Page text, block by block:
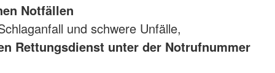
Notfällen
und schwere Unfälle,
Rettungsdienst unter der Notrufnummer